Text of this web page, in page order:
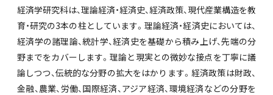
経済学研究科は、理論経済・経済史、経済政策、現代産業構造を教
育・研究の3本の柱としています。理論経済・経済史においては、
経済学の諸理論、統計学、経済史を基礎から積み上げ、先端の分
野までをカバーします。理論と現実との微妙な接点を丁寧に議
論しつつ、伝統的な分野の拡大をはかります。経済政策は財政、
金融、農業、労働、国際経済、アジア経済、環境経済などの分野を